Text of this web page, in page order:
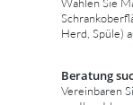
Herd, Spüle)
Beratung
Vereinbaren